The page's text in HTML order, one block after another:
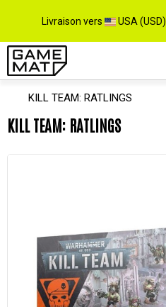
Livraison vers USA (USD)
KILL TEAM: RATLINGS
KILL TEAM: RATLINGS